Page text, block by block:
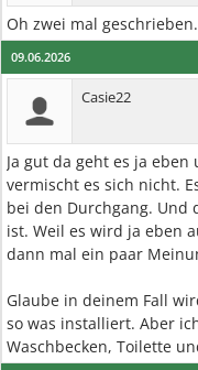
Oh zwei mal
09.06.2026
Casie22
Ja gut da geht es ja
vermischt es sich nicht.
bei den Durchgang. Und
ist. Weil es wird ja eben
dann mal ein paar
Glaube in deinem Fall
so was installiert. Aber
Waschbecken, Toilette